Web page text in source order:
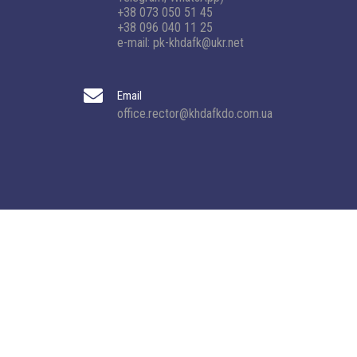
+38 073 050 51 45
+38 096 040 11 25
e-mail: pk-khdafk@ukr.net
Email
office.rector@khdafkdo.com.ua